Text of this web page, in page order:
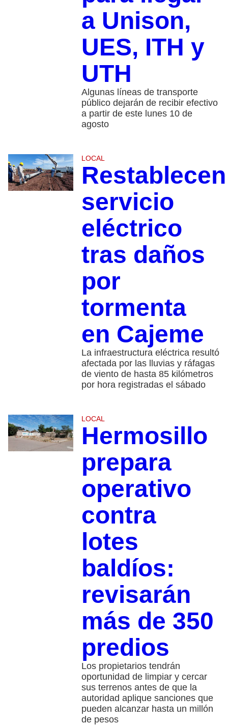
a Unison,
UES, ITH y
UTH
Algunas líneas de transporte
público dejarán de recibir efectivo
a partir de este lunes 10 de
agosto
LOCAL
Restablecen
servicio
eléctrico
tras daños
por
tormenta
en Cajeme
La infraestructura eléctrica resultó
afectada por las lluvias y ráfagas
de viento de hasta 85 kilómetros
por hora registradas el sábado
LOCAL
Hermosillo
prepara
operativo
contra
lotes
baldíos:
revisarán
más de 350
predios
Los propietarios tendrán
oportunidad de limpiar y cercar
sus terrenos antes de que la
autoridad aplique sanciones que
pueden alcanzar hasta un millón
de pesos